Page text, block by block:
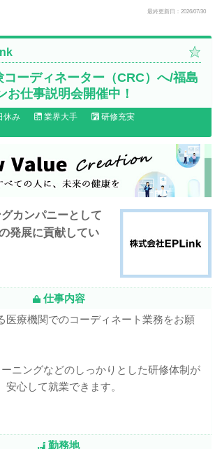
最終更新日：2026/07/30
コーディネーター（CRC）へ/福島
仕事説明会開催中！
休み 業界大手
研修充実
カンパニーとして
発展に貢献してい
仕事内容
医療機関でのコーディネート業務をお願
ニングなどのしっかりとした研修体制が
心して就業できます。
勤務地